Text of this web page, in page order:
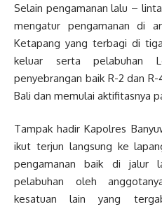
Selain pengamanan lalu –
mengatur pengamanan di
Ketapang yang terbagi di
keluar serta pelabuhan
penyebrangan baik R-2 dan
Bali dan memulai aktifitasnya
Tampak hadir Kapolres
ikut terjun langsung ke
pengamanan baik di jalur
pelabuhan oleh
kesatuan lain yang